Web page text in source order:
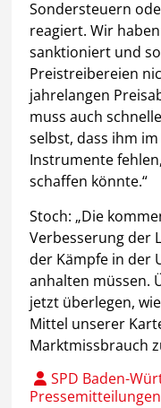
Sondersteuern
reagiert. Wir
sanktioniert und
Preistreibereien
jahrelangen
muss auch
selbst, dass ihm
Instrumente
schaffen könnte.“
Stoch: „Die
Verbesserung der
der Kämpfe in der
anhalten müssen.
jetzt überlegen,
Mittel unserer
Marktmissbrauch
SPD Baden-
Pressemitteilungen